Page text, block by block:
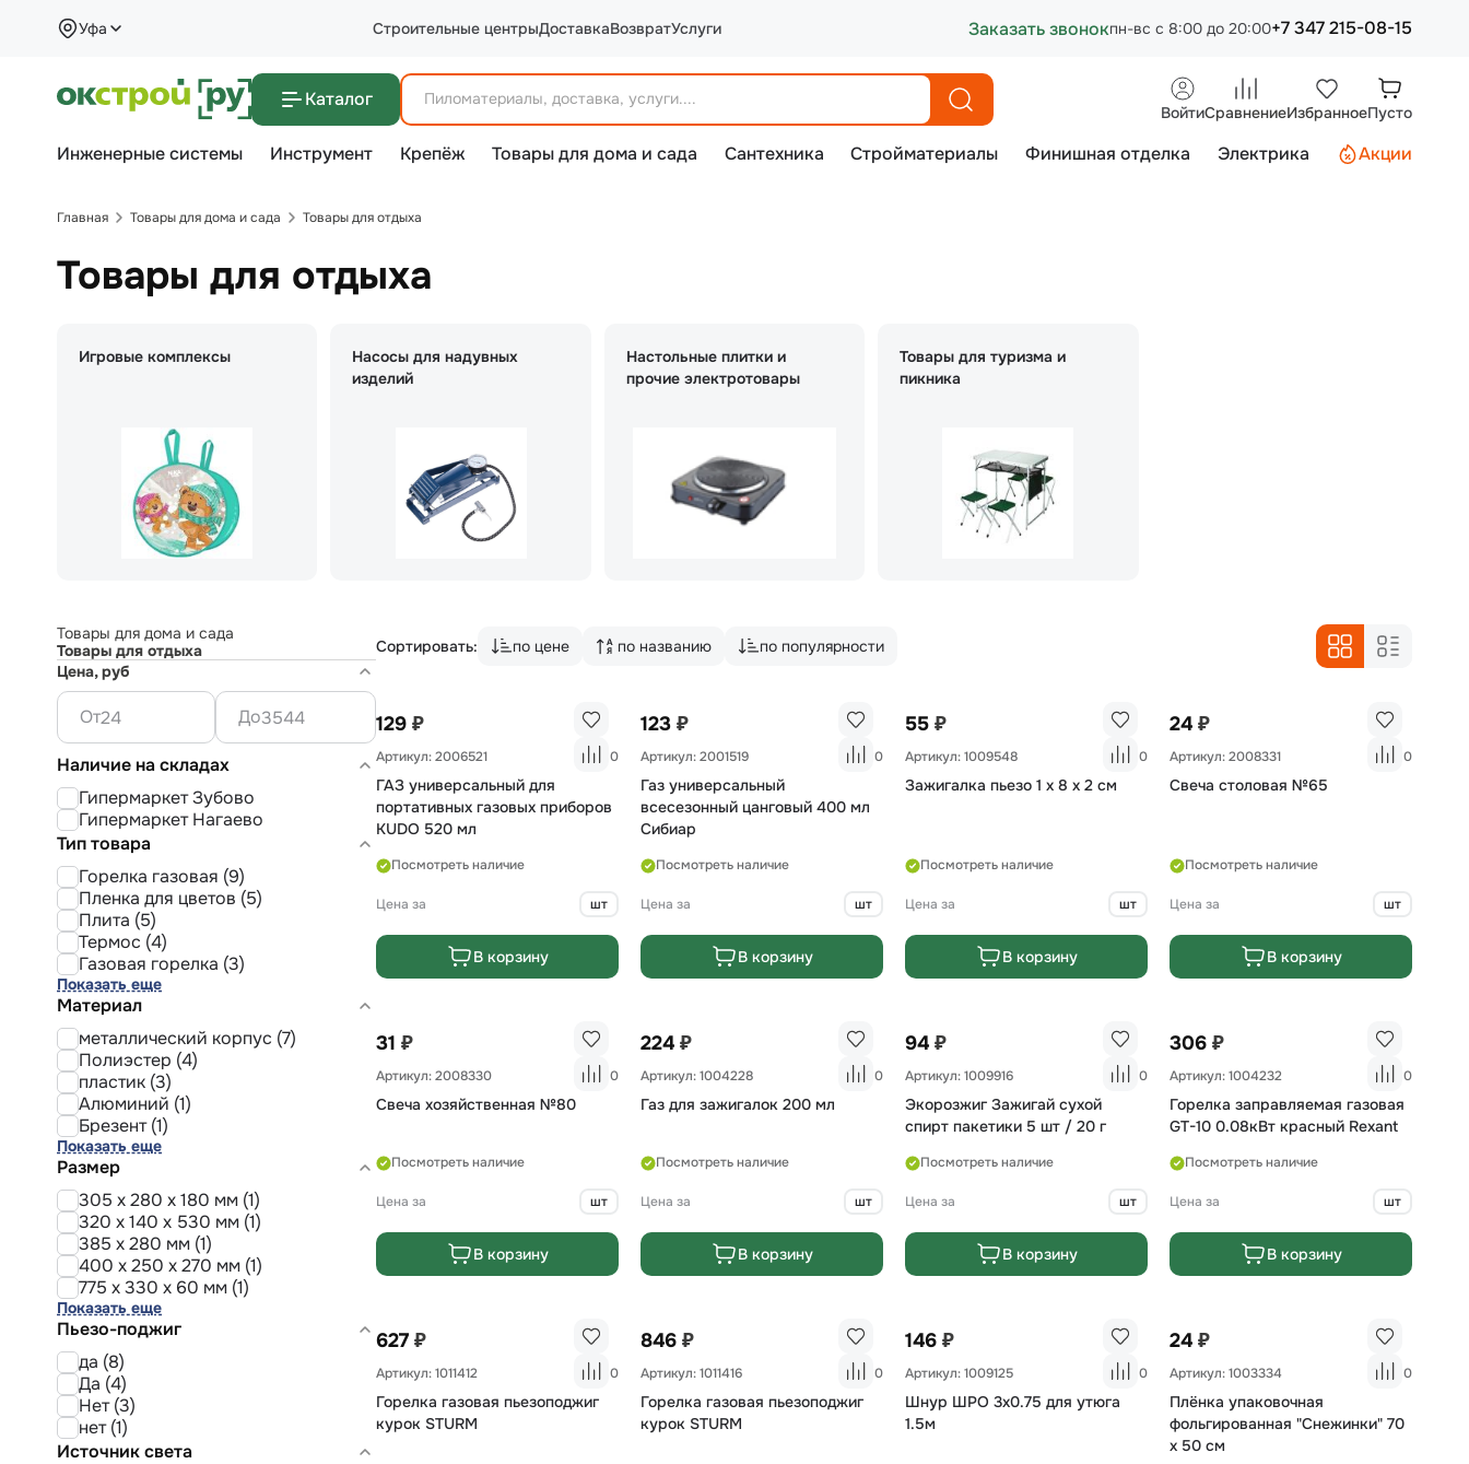
Уфа Строительные центрыДоставкаВозвратУслуги Заказать звонокпн-вс с 8:00 до 20:00+7 347 215-08-15
Каталог
ВойтиСравнениеИзбранноеПусто
Инженерные системы Инструмент Крепёж Товары для дома и сада Сантехника Стройматериалы Финишная отделка Электрика Акции
Главная Товары для дома и сада Товары для отдыха
Товары для отдыха
Игровые комплексы
Насосы для надувных
изделий
Настольные плитки и
прочие электротовары
Товары для туризма и
пикника
Товары для дома и сада
Товары для отдыха
Цена, руб
От До
Наличие на складах
Гипермаркет Зубово
Гипермаркет Нагаево
Тип товара
Горелка газовая (9)
Пленка для цветов (5)
Плита (5)
Термос (4)
Газовая горелка (3)
Показать еще
Материал
металлический корпус (7)
Полиэстер (4)
пластик (3)
Алюминий (1)
Брезент (1)
Показать еще
Размер
305 х 280 х 180 мм (1)
320 x 140 x 530 мм (1)
385 x 280 мм (1)
400 х 250 х 270 мм (1)
775 х 330 х 60 мм (1)
Показать еще
Пьезо-поджиг
да (8)
Да (4)
Нет (3)
нет (1)
Источник света
Сортировать: по цене по названию по популярности
129 ₽
Артикул: 2006521 0
ГАЗ универсальный для
портативных газовых приборов
KUDO 520 мл
Посмотреть наличие
Цена за шт
В корзину
123 ₽
Артикул: 2001519 0
Газ универсальный
всесезонный цанговый 400 мл
Сибиар
Посмотреть наличие
Цена за шт
В корзину
55 ₽
Артикул: 1009548 0
Зажигалка пьезо 1 х 8 х 2 см
Посмотреть наличие
Цена за шт
В корзину
24 ₽
Артикул: 2008331 0
Свеча столовая №65
Посмотреть наличие
Цена за шт
В корзину
31 ₽
Артикул: 2008330 0
Свеча хозяйственная №80
Посмотреть наличие
Цена за шт
В корзину
224 ₽
Артикул: 1004228 0
Газ для зажигалок 200 мл
Посмотреть наличие
Цена за шт
В корзину
94 ₽
Артикул: 1009916 0
Экорозжиг Зажигай сухой
спирт пакетики 5 шт / 20 г
Посмотреть наличие
Цена за шт
В корзину
306 ₽
Артикул: 1004232 0
Горелка заправляемая газовая
GT-10 0.08кВт красный Rexant
Посмотреть наличие
Цена за шт
В корзину
627 ₽
Артикул: 1011412 0
Горелка газовая пьезоподжиг
курок STURM
846 ₽
Артикул: 1011416 0
Горелка газовая пьезоподжиг
курок STURM
146 ₽
Артикул: 1009125 0
Шнур ШРО 3х0.75 для утюга
1.5м
24 ₽
Артикул: 1003334 0
Плёнка упаковочная
фольгированная "Снежинки" 70
х 50 см